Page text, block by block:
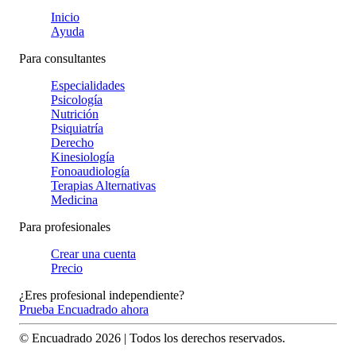
Inicio
Ayuda
Para consultantes
Especialidades
Psicología
Nutrición
Psiquiatría
Derecho
Kinesiología
Fonoaudiología
Terapias Alternativas
Medicina
Para profesionales
Crear una cuenta
Precio
¿Eres profesional independiente?
Prueba Encuadrado ahora
© Encuadrado 2026 | Todos los derechos reservados.